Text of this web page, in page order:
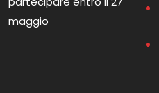
maggio